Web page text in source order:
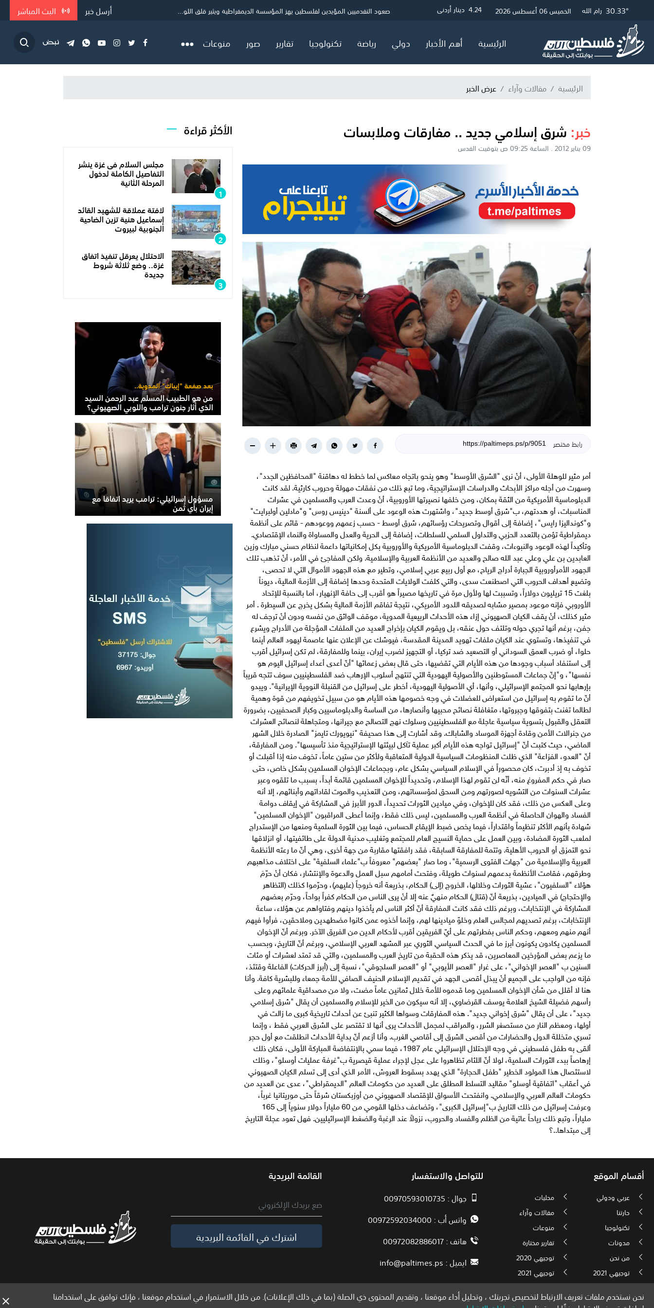
32.51° غزة 30.57° القدس 30.33° رام الله الخميس 06 أغسطس 2026 3 دولار أمريكي4.05 جنيه إسترليني 4.24 دينار أردني حماس: ننتظر ردًا رسميًا بشأن خارطة المرحلة الثانية
الصحة بغزة: شهيد و5 إصابات خلال 24 ساعة
صعود التقدميين المؤيدين لفلسطين يهز المؤسسة الديمقراطية ويثير قلق اللو... أرسل خبر البث المباشر
الرئيسية أهم الأخبار دولي رياضة تكنولوجيا تقارير صور منوعات
الرئيسية مقالات وآراء عرض الخبر
خبر: شرق إسلامي جديد .. مفارقات وملابسات
09 يناير 2012 . الساعة 09:25 ص بتوقيت القدس
رابط مختصر
أمر مثير للوهلة الأولى، أنْ نرى "الشرق الأوسط" وهو ينحو باتجاه معاكس لما خطط له دهاقنة "المحافظين الجدد"،
وسهرت من أجله مراكز الأبحاث والدراسات الإستراتيجية، وما تبع ذلك من نفقات مهولة وحروب كارثية. لقد كانت
الدبلوماسية الأمريكية من الثقة بمكان، ومن خلفها نصيرتها الأوروبية، أنْ وعدت العرب والمسلمين في عشرات
المناسبات، أو هددتهم، ب"شرق أوسط جديد"، واشتهرت هذه الوعود على ألسنة "دينيس روس" و"مادلين أولبرايت"
و"كونداليزا رايس"، إضافة إلى أقوال وتصريحات رؤسائهم، شرق أوسط - حسب زعمهم ووعودهم - قائم على أنظمة
ديمقراطية تؤمن بالتعدد الحزبي والتداول السلمي للسلطات، إضافة إلى الحرية والعدل والمساواة والنماء الإقتصادي.
وتأكيداً لهذه الوعود والنبوءات، وقفت الدبلوماسية الأمريكية والأوروبية بكل إمكانياتها داعمة لنظام حسني مبارك وزين
العابدين بن علي وعلي عبد الله صالح والعديد من الأنظمة العربية والإسلامية. ولكن المفاجئ في الأمر، أنْ تذهب تلك
الجهود الأمرأوروبية الجبارة أدراج الرياح، مع أول ربيع عربي إسلامي، وتطير مع هذه الجهود الأموال التي لا تحصى،
وتضيع أهداف الحروب التي اصطنعت سدى، والتي كلفت الولايات المتحدة وحدها إضافة إلى الأزمة المالية، ديوناً
بلغت 15 تريليون دولاراً، وتسببت لها ولأول مرة في تاريخها مصيراً هو أقرب إلى حافة الإنهيار، أما بالنسبة للإتحاد
الأوروبي فإنه موعود بمصير مشابه لصديقه اللدود الأمريكي، نتيجة تفاقم الأزمة المالية بشكل يخرج عن السيطرة . أمر
مثير كذلك، أنْ يقف الكيان الصهيوني إزاء هذه الأحداث الربيعية المدوية، موقف الواثق من نفسه ودون أنْ ترجف له
جفن، برغم أنها تجري حوله وتلتف حول عنقه، بل ويقوم الكيان بإخراج العديد من الملفات المؤجلة من الأدراج ويشرع
في تنفيذها، وتستوي عند الكيان ملفات تهويد المدينة المقدسة، فيوشك عن الإعلان عنها عاصمة ليهود العالم أينما
حلوا، أو ضرب العمق السوداني أو التصعيد ضد تركيا، أو التجهيز لضرب إيران، بينما وللمفارقة، لم تكن إسرائيل أقرب
إلى استنفاد أسباب وجودها من هذه الأيام التي تقضيها، حتى قال بعض زعمائها "أنّ أعدى أعداء إسرائيل اليوم هو
نفسها"، و"إنّ جماعات المستوطنين والأصولية اليهودية التي تنتهج أسلوب الإرهاب ضد الفلسطينيين سوف تتجه قريباً
بإرهابها نحو المجتمع الإسرائيلي، وأنها، أي الأصولية اليهودية، أخطر على إسرائيل من القنبلة النووية الإيرانية". ويبدو
أنّ ما تقوم به إسرائيل من استعراض للعضلات في وجه خصومها هذه الأيام هو من سبيل تخويفهم من قوة وهمية
لطالما تغنت بتفوقها وجبروتها، متغافلة نصائح محبيها وأنصارها، من الساسة والدبلوماسيين وكبار الصحفيين، بضرورة
التعقل والقبول بتسوية سياسية عاجلة مع الفلسطينيين وسلوك نهج التصالح مع جيرانها، ومتجاهلة لنصائح العشرات
من جنرالات الأمن وقادة أجهزة الموساد والشاباك. وقد أشارت إلى هذا صحيفة "نيويورك تايمز" الصادرة خلال الشهر
الماضي، حيث كتبت أنّ "إسرائيل تواجه هذه الأيام أكبر عملية تآكل لبيئتها الإستراتيجية منذ تأسيسها". ومن المفارقة،
أنّ "العدو، الفزاعة" الذي ظلت المنظومات السياسية الدولية المتعاقبة ولأكثر من ستين عاماً، تخوف منه إذا أقبلت أو
تخوف به إذ أدبرت، كان محصوراً في الإسلام السياسي بشكل عام، وبجماعات الإخوان المسلمين بشكل خاص، حتى
صار في حكم المفروغ منه، أنّه لن تقوم لهذا الإسلام، وتحديداً للإخوان المسلمين قائمة أبداً، بسبب ما تلقوه وعبر
عشرات السنوات من التشويه لصورتهم ومن السحق لمؤسساتهم، ومن التعذيب والموت لقاداتهم وأبنائهم، إلا أنه
وعلى العكس من ذلك، فقد كان للإخوان، وفي ميادين الثورات تحديداً، الدور الأبرز في المشاركة في إيقاف دوامة
الفساد والهوان الحاصلة في أنظمة العرب والمسلمين، ليس ذلك فقط، وإنما أعطى المراقبون "الإخوان المسلمين"
شهادة بأنهم الأكثر تنظيماً واقتداراً، فيما يخص ضبط الإيقاع الحساس، فيما بين الثورة السلمية ومنعها من الإستدراج
لملعب الثورة المضادة، وبين العمل على حماية النسيج العام للمجتمع وتغليب مدنية الدولة على طائفيتها، أو انزلاقها
نحو التمزق أو الحروب الأهلية. وتتمة للمفارقة السابقة، فقد رافقتها مقاربة من جهة أخرى، وهي أنّ ما رعته الأنظمة
العربية والإسلامية من "جهات الفتوى الرسمية"، وما صار "بعضهم" معروفاً ب"علماء السلفية" على اختلاف مذاهبهم
وطرقهم، فقامت الأنظمة بدعمهم لسنوات طويلة، وفتحت أمامهم سبل العمل والدعوة والإنتشار، فكان أنْ حرّمَ
هؤلاء "السلفيون"، عشية الثورات وخلالها، الخروج (إلى) الحكام، بذريعة أنه خروجاً (عليهم)، وحرّموا كذلك (التظاهر
والإحتجاج) في الميادين، بذريعة أنّ (قتال) الحكام منهيٌ عنه إلا أنْ يرى الناس من الحكام كفراً بواحاً، وحرّم بعضهم
المشاركة في الإنتخابات، وبرغم ذلك فقد كانت المفارقة أنّ أكثر الناس لم يأخذوا دينهم وفتاواهم عن هؤلاء، ساعة
الإنتخابات، برغم تصديهم لمجالس العلم وخلوّ ميادينها لهم، وإنما أخذوه عمن كانوا مضطهدين وملاحقين، فرأوا فيهم
أنهم منهم ومعهم، وحكم الناس بفطرتهم على أيّ الفريقين أقرب لأحكام الدين من الفريق الآخر. وبرغم أنّ الإخوان
المسلمين يكادون يكونون أبرز ما في الحدث السياسي الثوري عبر المشهد العربي الإسلامي، وبرغم أنّ التاريخ، وبحسب
ما يزعم بعض المؤرخين المعاصرين، قد يذكر هذه الحقبة من تاريخ العرب والمسلمين، والتي قد تمتد لعشرات أو مئات
السنين ب "العصر الإخواني"، على غرار "العصر الأيوبي" أو "العصر السلجوقي"، نسبة إلى (أبرز الحركات) الفاعلة وقتئذ،
فإنه من الواجب على الجميع أنْ يبذل أقصى الجهد في تقديم الإسلام الحنيف الصافي للأمة جمعاء وللبشرية كافة. وأنا
هنا لا أقلل من شأن الإخوان المسلمين وما قدموه للأمة خلال ثمانين عاماً مضت، ولا من مصداقية علمائهم وعلى
رأسهم فضيلة الشيخ العلامة يوسف القرضاوي، إلا أنه سيكون من الخير للإسلام والمسلمين أن يقال "شرق إسلامي
جديد"، على أن يقال "شرق إخواني جديد". هذه المفارقات وسواها الكثير تنبئ عن أحداث تاريخية كبرى ما زالت في
أولها، ومعظم النار من مستصغر الشرر، والمراقب لمجمل الأحداث يرى أنها لا تقتصر على الشرق العربي فقط ، وإنما
تسري متخللة الدول والحضارات من أقصى الشرق إلى أقاصي الغرب. وأنا أزعم أنّ بداية الأحداث انطلقت مع أول حجر
ألقى به طفل فلسطيني في وجه الإحتلال الإسرائيلي عام 1987، فيما سمي بالإنتفاضة المباركة الأولى، فكان ذلك
إرهاصاً ببدء الثورات السلمية، لولا أنّ اللئام تظاهروا على عجل لإجراء عملية قيصرية ب"غرفة عمليات أوسلو"، وذلك
لاستئصال هذا المولود الخطير "طفل الحجارة" الذي يهدد بسقوط العروش، الأمر الذي أدى إلى تسلم الكيان الصهيوني
في أعقاب "اتفاقية أوسلو" مقاليد التسلط المطلق على العديد من حكومات العالم "الديمقراطي"، عدى عن العديد من
حكومات العالم العربي والإسلامي. وانفتحت الأسواق للإقتصاد الصهيوني من أوزبكستان شرقاً حتى موريتانيا غرباً،
وعرفت إسرائيل من ذلك التاريخ ب"إسرائيل الكبرى"، وتضاعف دخلها القومي من 60 ملياراً دولار سنوياً إلى 165
ملياراً، وتبع ذلك رياحاً عاتية من الظلم والفساد والحروب، نزولاً عند الرغبة والضغط الإسرائيليين. فهل تعود عجلة التاريخ
إلى مبتداها..؟
الأكثر قراءة
مجلس السلام فى غزة ينشر
التفاصيل الكاملة لدخول
المرحلة الثانية
لافتة عملاقة للشهيد القائد
إسماعيل هنية تزين الضاحية
الجنوبية لبيروت
الاحتلال يعرقل تنفيذ اتفاق
غزة.. وضع ثلاثة شروط
جديدة
بعد صفعة "إيباك" المدوية..
من هو الطبيب المسلم عبد الرحمن السيد
الذي أثار جنون ترامب واللوبي الصهيوني؟
مسؤول إسرائيلي: ترامب يريد اتفاقا مع
إيران بأي ثمن
نحن نستخدم ملفات تعريف الارتباط لتخصيص تجربتك ، وتحليل أداء موقعنا ، وتقديم المحتوى ذي الصلة (بما في ذلك الإعلانات). من خلال الاستمرار في استخدام موقعنا ، فإنك توافق على استخدامنا
أقسام الموقع
عربي ودولي
محليات
حارتنا
مقالات وآراء
تكنولوجيا
منوعات
مدونات
تقارير مختارة
من نحن
توجيهي 2020
توجيهي 2021
توجيهي 2021
للتواصل والاستفسار
جوال : 00970593010735
واتس أب : 00972592034000
هاتف : 00972082886017
ايميل :info@paltimes.ps
القائمة البريدية
اشترك في القائمة البريدية